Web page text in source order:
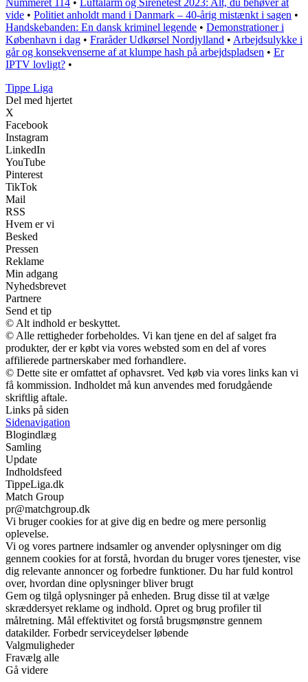
vide • Politiet anholdt mand i Danmark – 40-årig mistænkt i sagen •
Handskebanden: En dansk kriminel legende • Demonstrationer i
København i dag • Fraråder Udkørsel Nordjylland • Arbejdsulykke i
går og konsekvenserne af at klumpe hash på arbejdspladsen • Er
IPTV lovligt? •
Tippe Liga
Del med hjertet
X
Facebook
Instagram
LinkedIn
YouTube
Pinterest
TikTok
Mail
RSS
Hvem er vi
Besked
Pressen
Reklame
Min adgang
Nyhedsbrevet
Partnere
Send et tip
© Alt indhold er beskyttet.
© Alle rettigheder forbeholdes. Vi kan tjene en del af salget fra
produkter, der er købt via vores websted som en del af vores
affilierede partnerskaber med forhandlere.
© Dette site er omfattet af ophavsret. Ved køb via vores links kan vi
få kommission. Indholdet må kun anvendes med forudgående
skriftlig aftale.
Links på siden
Sidenavigation
Blogindlæg
Samling
Update
Indholdsfeed
TippeLiga.dk
Match Group
pr@matchgroup.dk
Vi bruger cookies for at give dig en bedre og mere personlig
oplevelse.
Vi og vores partnere indsamler og anvender oplysninger om dig
gennem cookies for at forstå, hvordan du bruger vores tjenester, vise
dig relevante annoncer og forbedre funktioner. Du har fuld kontrol
over, hvordan dine oplysninger bliver brugt
Gem og tilgå oplysninger på enheden. Brug disse til at vælge
skræddersyet reklame og indhold. Opret og brug profiler til
målretning. Mål effektivitet og forstå brugsmønstre gennem
datakilder. Forbedr serviceydelser løbende
Valgmuligheder
Fravælg alle
Gå videre